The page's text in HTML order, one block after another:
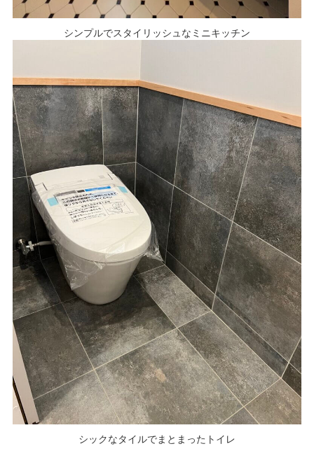
シンプルでスタイリッシュなミニキッチン
シックなタイルでまとまったトイレ